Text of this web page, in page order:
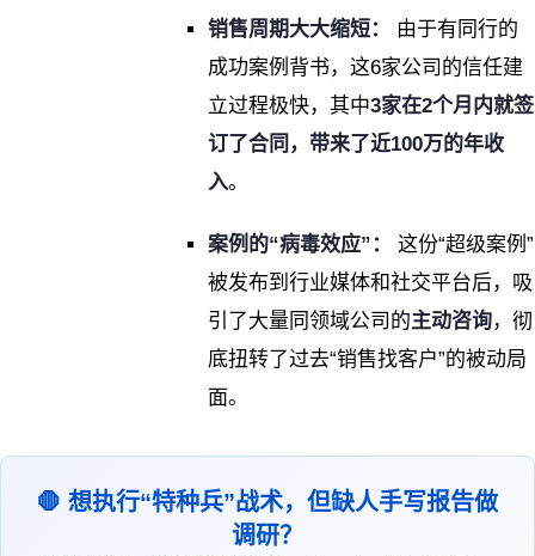
销售周期大大缩短：
由于有同行的
成功案例背书，这6家公司的信任建
立过程极快，其中3家在2个月内就签
订了合同，带来了近100万的年收
入。
案例的“病毒效应”：
这份“超级案例”
被发布到行业媒体和社交平台后，吸
引了大量同领域公司的主动咨询，彻
底扭转了过去“销售找客户”的被动局
面。
🛑 想执行“特种兵”战术，但缺人手写报告做
调研？